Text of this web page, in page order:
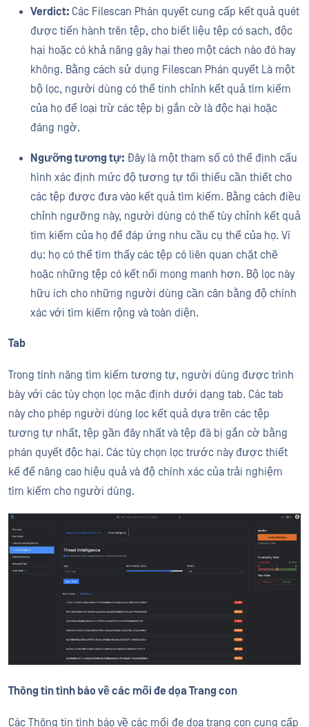
Verdict: Các Filescan Phán quyết cung cấp kết quả quét
được tiến hành trên tệp, cho biết liệu tệp có sạch, độc
hại hoặc có khả năng gây hại theo một cách nào đó hay
không. Bằng cách sử dụng Filescan Phán quyết Là một
bộ lọc, người dùng có thể tinh chỉnh kết quả tìm kiếm
của họ để loại trừ các tệp bị gắn cờ là độc hại hoặc
đáng ngờ.
Ngưỡng tương tự: Đây là một tham số có thể định cấu
hình xác định mức độ tương tự tối thiểu cần thiết cho
các tệp được đưa vào kết quả tìm kiếm. Bằng cách điều
chỉnh ngưỡng này, người dùng có thể tùy chỉnh kết quả
tìm kiếm của họ để đáp ứng nhu cầu cụ thể của họ. Ví
dụ: họ có thể tìm thấy các tệp có liên quan chặt chẽ
hoặc những tệp có kết nối mong manh hơn. Bộ lọc này
hữu ích cho những người dùng cần cân bằng độ chính
xác với tìm kiếm rộng và toàn diện.
Tab
Trong tính năng tìm kiếm tương tự, người dùng được trình
bày với các tùy chọn lọc mặc định dưới dạng tab. Các tab
này cho phép người dùng lọc kết quả dựa trên các tệp
tương tự nhất, tệp gần đây nhất và tệp đã bị gắn cờ bằng
phán quyết độc hại. Các tùy chọn lọc trước này được thiết
kế để nâng cao hiệu quả và độ chính xác của trải nghiệm
tìm kiếm cho người dùng.
Thông tin tình báo về các mối đe dọa Trang con
Các Thông tin tình báo về các mối đe dọa trang con cung cấp